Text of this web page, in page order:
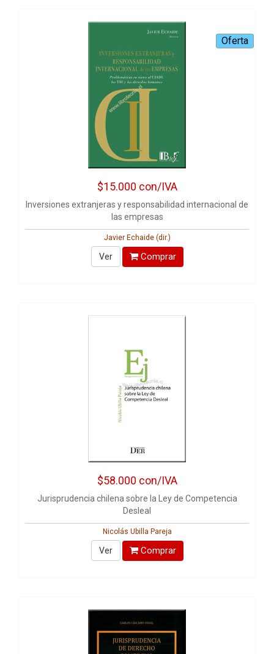
$15.000 con/IVA
Inversiones extranjeras y responsabilidad internacional de
las empresas
Javier Echaide (dir.)
Ver Comprar
$58.000 con/IVA
Jurisprudencia chilena sobre la Ley de Competencia
Desleal
Nicolás Ubilla Pareja
Ver Comprar